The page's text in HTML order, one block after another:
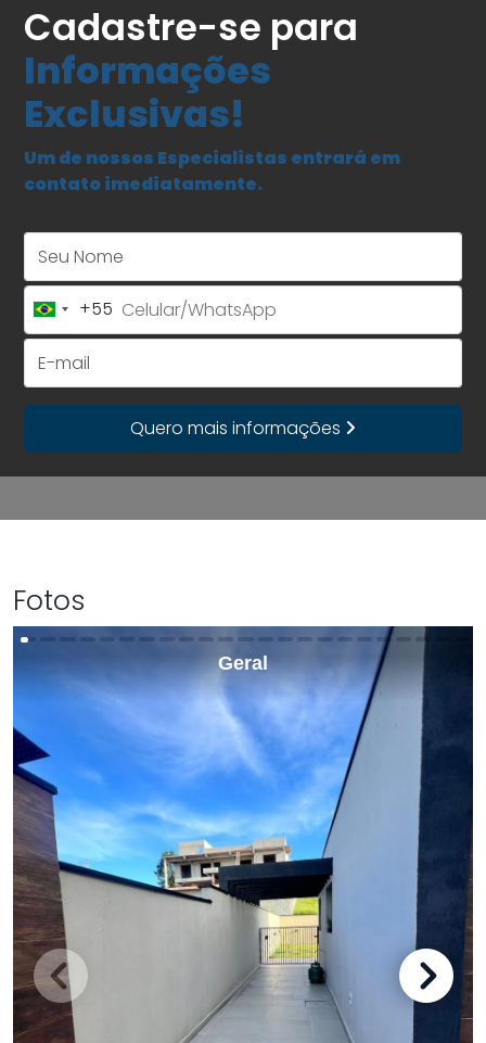
Cadastre-se para
Informações
Exclusivas!
Um de nossos Especialistas entrará em
contato imediatamente.
Brazil
+55
+55
Quero mais informações
Fotos
Geral